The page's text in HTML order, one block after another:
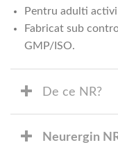
Pentru adulti
Fabricat sub
GMP/ISO.
De ce NR?
Neurergin